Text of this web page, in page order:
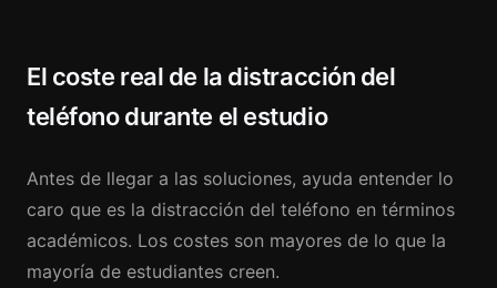
El coste real de la distracción del
teléfono durante el estudio
Antes de llegar a las soluciones, ayuda entender lo
caro que es la distracción del teléfono en términos
académicos. Los costes son mayores de lo que la
mayoría de estudiantes creen.